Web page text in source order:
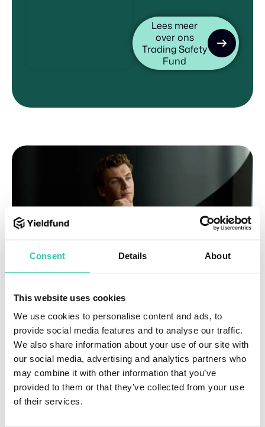
Consent Details About
This website uses cookies
We use cookies to personalise content and ads, to
provide social media features and to analyse our traffic.
We also share information about your use of our site with
our social media, advertising and analytics partners who
may combine it with other information that you’ve
provided to them or that they’ve collected from your use
of their services.
Lees meer
over ons
Trading Safety
Fund